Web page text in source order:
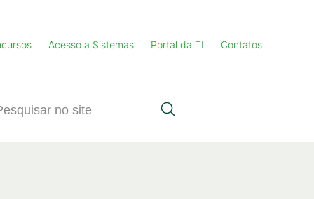
Acesso a Sistemas Portal da TI Contatos